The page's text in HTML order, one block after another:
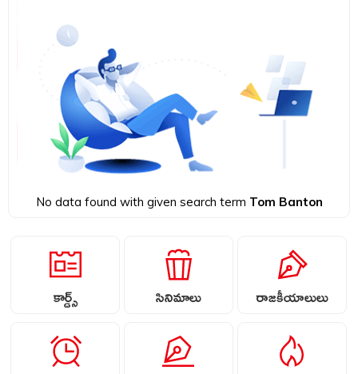
No data found with given search term Tom Banton
కార్డ్స్ సినిమాలు రాజకీయాలులు